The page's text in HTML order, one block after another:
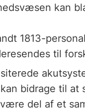
kan
1813-
til
bidrage til at
del af et